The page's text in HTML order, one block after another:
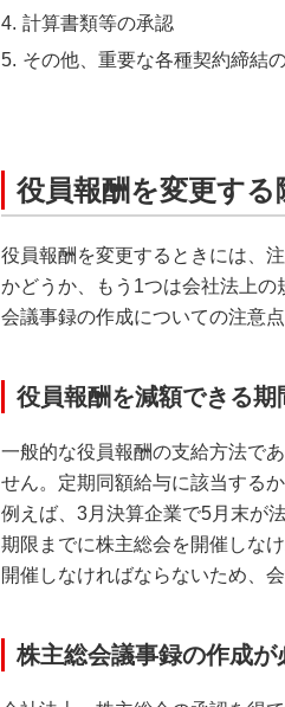
計算書類等の承認
その他、重要な各種契約締結
役員報酬を変更する
役員報酬を変更するときには、
かどうか、もう1つは会社法上
会議事録の作成についての注意点
役員報酬を減額できる
一般的な役員報酬の支給方法で
せん。定期同額給与に該当する
例えば、3月決算企業で5月末が
期限までに株主総会を開催しな
開催しなければならないため、
株主総会議事録の作成が